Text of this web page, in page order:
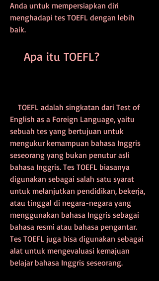
Anda untuk mempersiapkan diri
menghadapi tes TOEFL dengan lebih
baik.
    Apa itu TOEFL?
English as a Foreign Language, yaitu
sebuah tes yang bertujuan untuk
mengukur kemampuan bahasa Inggris
seseorang yang bukan penutur asli
bahasa Inggris. Tes TOEFL biasanya
digunakan sebagai salah satu syarat
untuk melanjutkan pendidikan, bekerja,
atau tinggal di negara-negara yang
menggunakan bahasa Inggris sebagai
bahasa resmi atau bahasa pengantar.
Tes TOEFL juga bisa digunakan sebagai
alat untuk mengevaluasi kemajuan
belajar bahasa Inggris seseorang.